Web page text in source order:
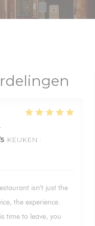
KEUKEN :
isn’t just the
the experience.
time to leave, you